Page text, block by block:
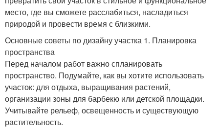
место, где вы сможете расслабиться, насладиться
природой и провести время с близкими.
Основные советы по дизайну участка 1. Планировка
пространства
Перед началом работ важно спланировать
пространство. Подумайте, как вы хотите использовать
участок: для отдыха, выращивания растений,
организации зоны для барбекю или детской площадки.
Учитывайте рельеф, освещенность и существующую
растительность.